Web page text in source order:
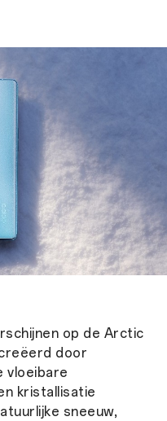
op de Arctic
door
vloeibare
kristallisatie
sneeuw,